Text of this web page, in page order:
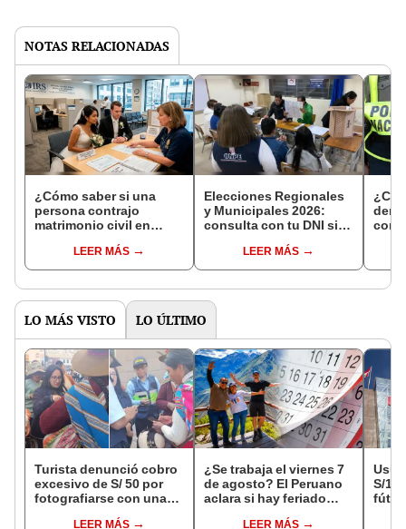
NOTAS RELACIONADAS
¿Cómo saber si una
persona contrajo
matrimonio civil en
LEER MÁS
Elecciones Regionales
y Municipales 2026:
consulta con tu DNI si
de mesa para este 4 de
octubre en el link oficial
LEER MÁS
con
LO MÁS VISTO LO ÚLTIMO
Turista denunció cobro
excesivo de S/ 50 por
fotografiarse con una
LEER MÁS
¿Se trabaja el viernes 7
de agosto? El Peruano
aclara si hay feriado
LEER MÁS
S/